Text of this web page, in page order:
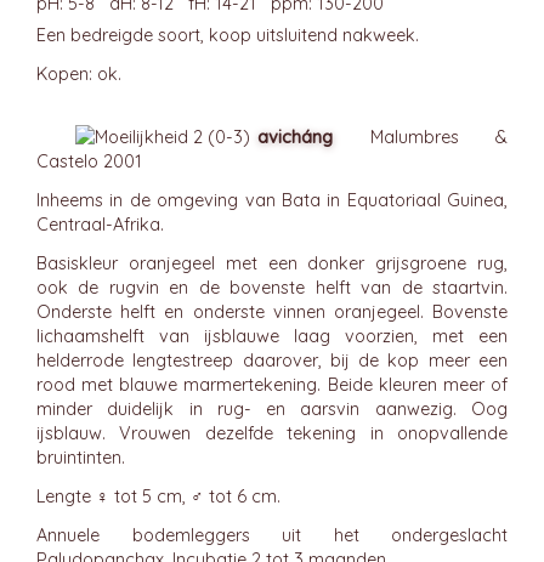
Een bedreigde soort, koop uitsluitend nakweek.
Kopen: ok.
avicháng Malumbres &
Castelo 2001
Inheems in de omgeving van Bata in Equatoriaal Guinea,
Centraal-Afrika.
Basiskleur oranjegeel met een donker grijsgroene rug,
ook de rugvin en de bovenste helft van de staartvin.
Onderste helft en onderste vinnen oranjegeel. Bovenste
lichaamshelft van ijsblauwe laag voorzien, met een
helderrode lengtestreep daarover, bij de kop meer een
rood met blauwe marmertekening. Beide kleuren meer of
minder duidelijk in rug- en aarsvin aanwezig. Oog
ijsblauw. Vrouwen dezelfde tekening in onopvallende
bruintinten.
Lengte ♀ tot 5 cm, ♂ tot 6 cm.
Annuele bodemleggers uit het ondergeslacht